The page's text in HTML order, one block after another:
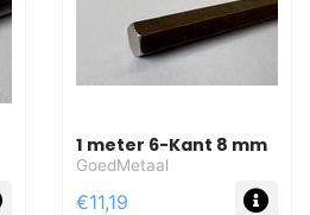
MEER INFO
1 meter 6-Kant 8 mm
GoedMetaal
€11,19